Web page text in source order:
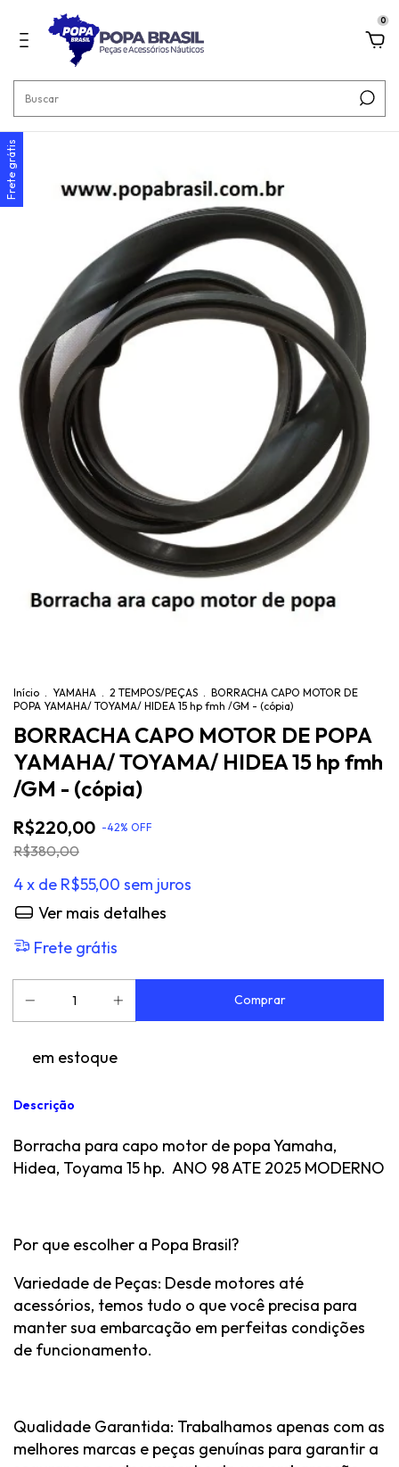
0
Frete grátis
Início . YAMAHA . 2 TEMPOS/PEÇAS . BORRACHA CAPO MOTOR DE
POPA YAMAHA/ TOYAMA/ HIDEA 15 hp fmh /GM - (cópia)
BORRACHA CAPO MOTOR DE POPA
YAMAHA/ TOYAMA/ HIDEA 15 hp fmh
/GM - (cópia)
R$220,00 -42% OFF
R$380,00
4x de R$55,00 sem juros
Ver mais detalhes
Frete grátis
em estoque
Descrição
Borracha para capo motor de popa Yamaha,
Hidea, Toyama 15 hp. ANO 98 ATE 2025 MODERNO
Por que escolher a Popa Brasil?
Variedade de Peças: Desde motores até
acessórios, temos tudo o que você precisa para
manter sua embarcação em perfeitas condições
de funcionamento.
Qualidade Garantida: Trabalhamos apenas com as
melhores marcas e peças genuínas para garantir a